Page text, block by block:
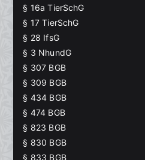
§ 16a TierSchG
§ 17 TierSchG
§ 28 IfsG
§ 3 NhundG
§ 307 BGB
§ 309 BGB
§ 434 BGB
§ 474 BGB
§ 823 BGB
§ 830 BGB
§ 833 BGB